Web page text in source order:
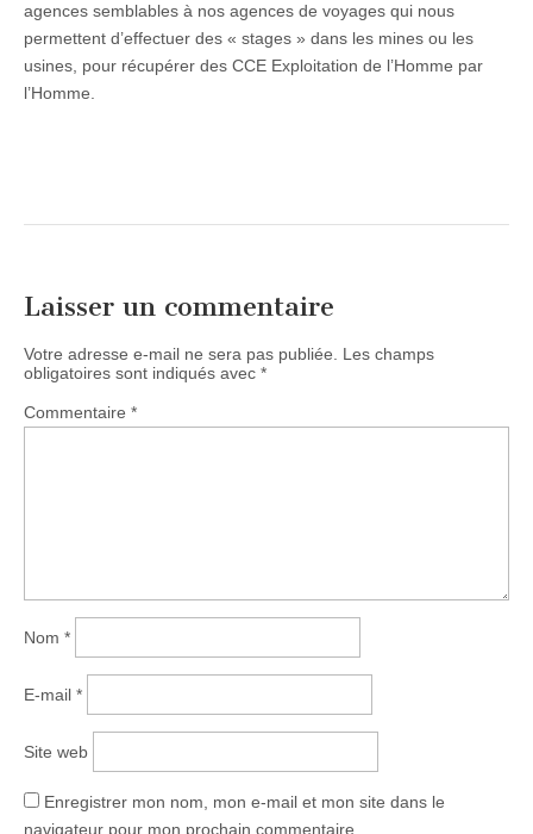
agences semblables à nos agences de voyages qui nous
permettent d’effectuer des « stages » dans les mines ou les
usines, pour récupérer des CCE Exploitation de l’Homme par
l’Homme.
Laisser un commentaire
Votre adresse e-mail ne sera pas publiée.
Les champs
obligatoires sont indiqués avec *
Commentaire *
Nom *
E-mail *
Site web
Enregistrer mon nom, mon e-mail et mon site dans le
navigateur pour mon prochain commentaire.